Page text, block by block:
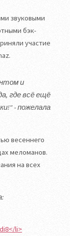
звуковыми
бэк-
участие
и
где всё ещё
- пожелала
весеннего
меломанов.
на всех
li>